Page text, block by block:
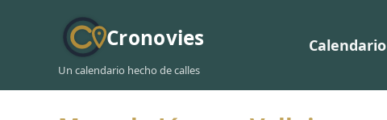
Cronovies
Un calendario hecho de calles
Calendario